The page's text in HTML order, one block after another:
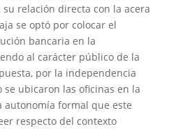
relación directa con la acera
se optó por colocar el
bancaria en la
al carácter público de la
por la independencia
se ubicaron las oficinas en la
autonomía formal que este
respecto del contexto